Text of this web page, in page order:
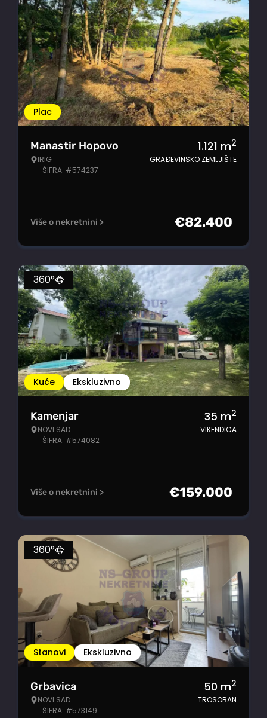
Plac
Manastir Hopovo
IRIG
ŠIFRA: #574237
1.121 m2
GRAĐEVINSKO ZEMLJIŠTE
Više o nekretnini > €82.400
Kuće Ekskluzivno
360°
Kamenjar
NOVI SAD
ŠIFRA: #574082
35 m2
VIKENDICA
Više o nekretnini > €159.000
Stanovi Ekskluzivno
360°
Grbavica
NOVI SAD
ŠIFRA: #573149
50 m2
TROSOBAN